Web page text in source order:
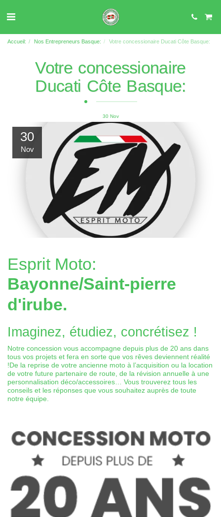
Accueil: Nos Entrepreneurs Basque: Votre concessionaire Ducati Côte Basque:
Votre concessionaire
Ducati Côte Basque:
30 Nov
30
Nov
Esprit Moto:
Bayonne/Saint-pierre
d'irube.
Imaginez, étudiez, concrétisez !
Notre concession vous accompagne depuis plus de 20 ans dans
tous vos projets et fera en sorte que vos rêves deviennent réalité
!De la reprise de votre ancienne moto à l’acquisition ou la location
de votre future partenaire de route, de la révision annuelle à une
personnalisation déco/accessoires… Vous trouverez tous les
conseils et les réponses que vous souhaitez auprès de toute
notre équipe.